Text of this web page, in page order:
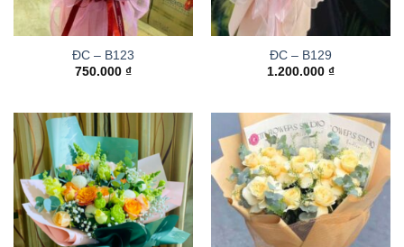
ĐC – B123
750.000 ₫
ĐC – B129
1.200.000 ₫